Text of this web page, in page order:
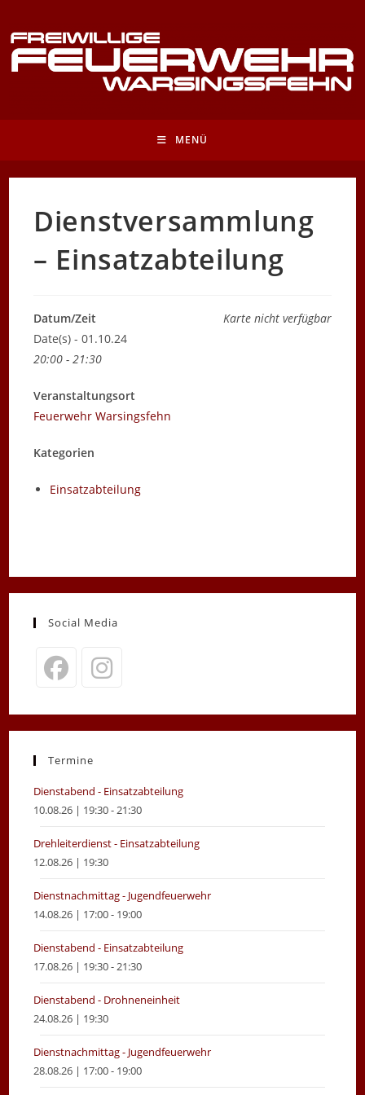
Inhalt
springen
MENÜ
Dienstversammlung
– Einsatzabteilung
Karte nicht verfügbar
Datum/Zeit
Date(s) - 01.10.24
20:00 - 21:30
Veranstaltungsort
Feuerwehr Warsingsfehn
Kategorien
Einsatzabteilung
Social Media
in
new
in
new
Termine
Dienstabend - Einsatzabteilung
10.08.26 | 19:30 - 21:30
Drehleiterdienst - Einsatzabteilung
12.08.26 | 19:30
Dienstnachmittag - Jugendfeuerwehr
14.08.26 | 17:00 - 19:00
Dienstabend - Einsatzabteilung
17.08.26 | 19:30 - 21:30
Dienstabend - Drohneneinheit
24.08.26 | 19:30
Dienstnachmittag - Jugendfeuerwehr
28.08.26 | 17:00 - 19:00